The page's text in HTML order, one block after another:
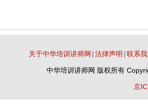
关于中华培训讲师网 |法律声明 |联系
中华培训讲师网 版权所有
京